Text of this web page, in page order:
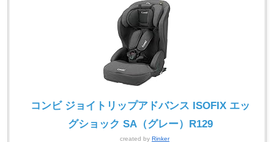
コンビ ジョイトリップアドバンス ISOFIX エッ
グショック SA（グレー）R129
created by Rinker